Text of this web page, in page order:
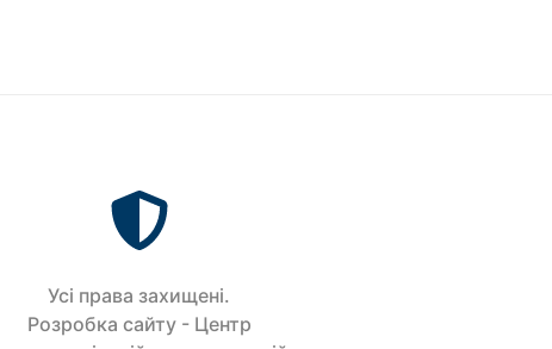
Усi права захищенi.
Розробка сайту - Центр